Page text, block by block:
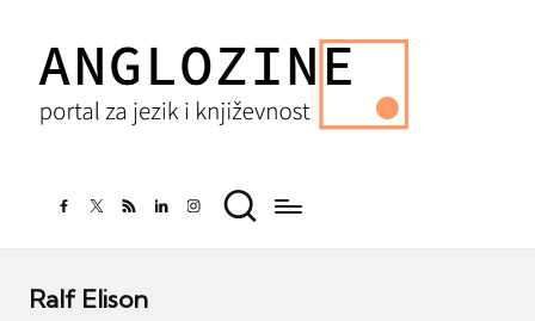
facebook.com
twitter.com
rss.comlinkedin.com
instagram.com
Ralf Elison